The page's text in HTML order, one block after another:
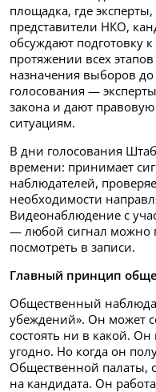
площадка, где
представители НКО,
обсуждают подготовку
протяжении всех
назначения выборов до
голосования —
закона и дают
ситуациям.
В дни голосования
времени: принимает
наблюдателей,
необходимости
Видеонаблюдение с
— любой сигнал можно
посмотреть в записи.
Главный принцип
Общественный
убеждений». Он может
состоять ни в какой. Он
угодно. Но когда он
Общественной палаты,
на кандидата. Он